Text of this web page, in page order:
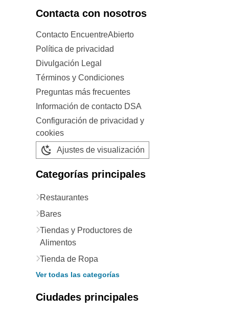
Contacta con nosotros
Contacto EncuentreAbierto
Política de privacidad
Divulgación Legal
Términos y Condiciones
Preguntas más frecuentes
Información de contacto DSA
Configuración de privacidad y
cookies
Ajustes de visualización
Categorías principales
Restaurantes
Bares
Tiendas y Productores de
Alimentos
Tienda de Ropa
Ver todas las categorías
Ciudades principales